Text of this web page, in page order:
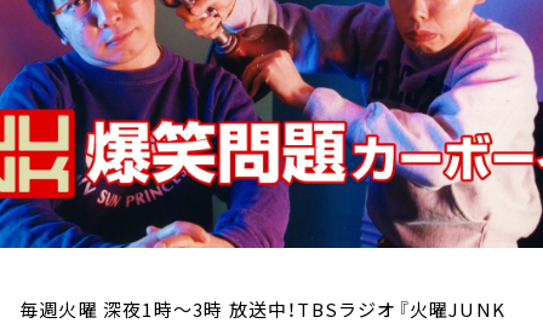
毎週火曜 深夜1時～3時 放送中！TBSラジオ『火曜JUNK